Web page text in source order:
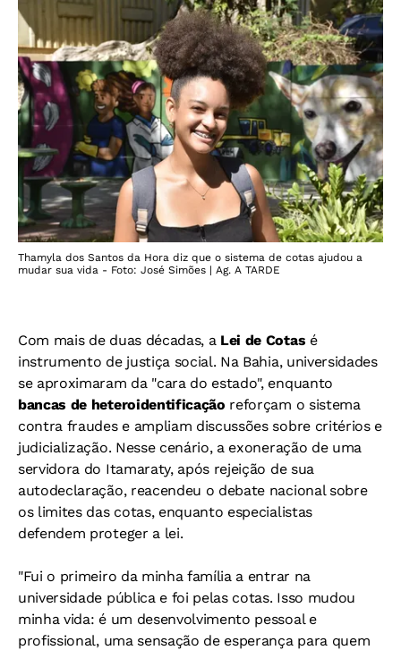
Thamyla dos Santos da Hora diz que o sistema de cotas ajudou a
mudar sua vida - Foto: José Simões | Ag. A TARDE
Com mais de duas décadas, a Lei de Cotas é
instrumento de justiça social. Na Bahia, universidades
se aproximaram da "cara do estado", enquanto
bancas de heteroidentificação reforçam o sistema
contra fraudes e ampliam discussões sobre critérios e
judicialização. Nesse cenário, a exoneração de uma
servidora do Itamaraty, após rejeição de sua
autodeclaração, reacendeu o debate nacional sobre
os limites das cotas, enquanto especialistas
defendem proteger a lei.
"Fui o primeiro da minha família a entrar na
universidade pública e foi pelas cotas. Isso mudou
minha vida: é um desenvolvimento pessoal e
profissional, uma sensação de esperança para quem